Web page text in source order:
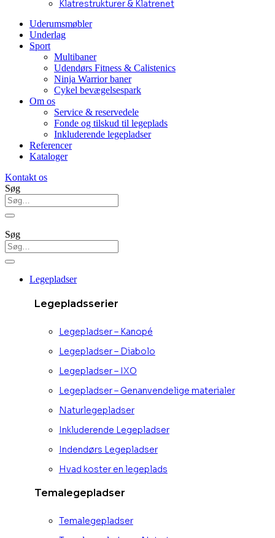
Klatrestrukturer & Klatrenet
Uderumsmøbler
Underlag
Sport
Multibaner
Udendørs Fitness & Calistenics
Ninja Warrior baner
Cykel bevægelsespark
Om os
Service & reservedele
Fonde og tilskud til legeplads
Inkluderende legepladser
Referencer
Kataloger
Kontakt os
Søg
Søg
Legepladser
Legepladsserier
Legepladser – Kanopé
Legepladser – Diabolo
Legepladser – IXO
Legepladser – Genanvendelige materialer
Naturlegepladser
Inkluderende Legepladser
Indendørs Legepladser
Hvad koster en legeplads
Temalegepladser
Temalegepladser